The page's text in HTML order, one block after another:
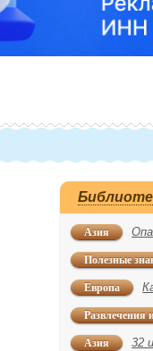
Азия
Полезные
Европа
Развлечения
Азия 32